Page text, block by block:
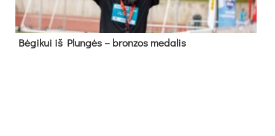
Bė­gi­kui iš Plun­gės – bron­zos me­da­lis